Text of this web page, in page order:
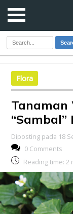
Flora
Tanaman
“Sambal”
Diposting pada 18
0 Comments
Reading time: 2